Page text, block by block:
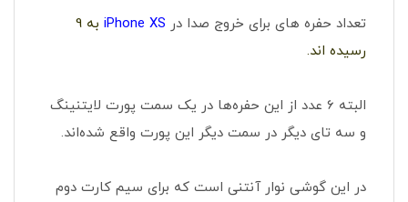
تعداد حفره های برای خروج صدا در iPhone XS
به 9
رسیده اند.
البته 6 عدد از این حفره‌ها در یک سمت پورت لایتنینگ
و سه تای دیگر در سمت دیگر این پورت واقع شده‌اند.
در این گوشی نوار آنتنی است که برای سیم کارت دوم